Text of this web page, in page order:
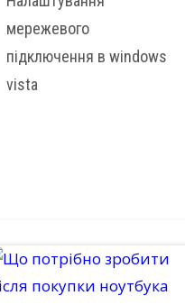
мережевого
підключення в windows
vista